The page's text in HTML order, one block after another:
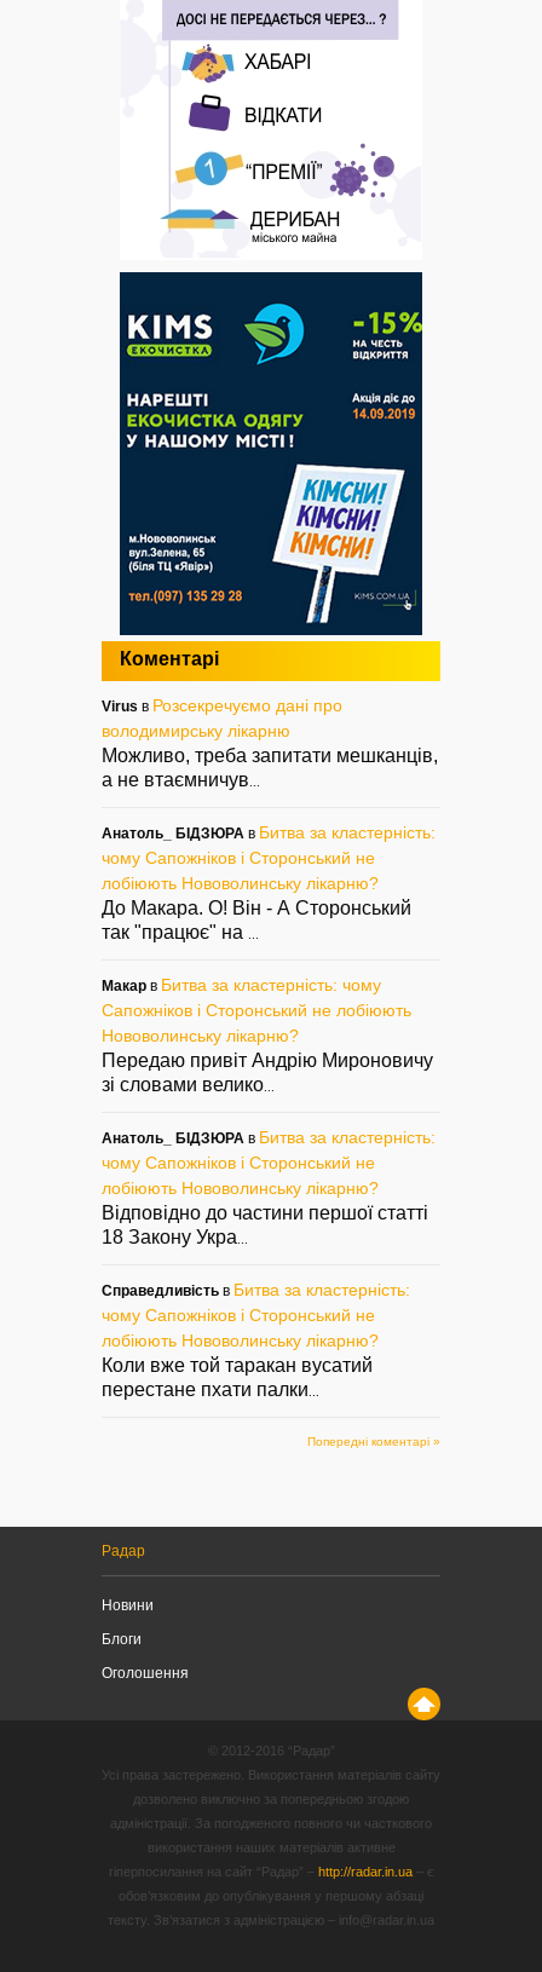
Коментарі
Virus в Розсекречуємо дані про
володимирську лікарню
Можливо, треба запитати мешканців,
а не втаємничув
Анатоль_ БІДЗЮРА в Битва за кластерність:
чому Сапожніков і Сторонський не
лобіюють Нововолинську лікарню?
До Макара. О! Він - А Сторонський
так "працює" на
Макар в Битва за кластерність: чому
Сапожніков і Сторонський не лобіюють
Нововолинську лікарню?
Передаю привіт Андрію Мироновичу
зі словами велико
Анатоль_ БІДЗЮРА в Битва за кластерність:
чому Сапожніков і Сторонський не
лобіюють Нововолинську лікарню?
Відповідно до частини першої статті
18 Закону Укра
Справедливість в Битва за кластерність:
чому Сапожніков і Сторонський не
лобіюють Нововолинську лікарню?
Коли вже той таракан вусатий
перестане пхати палки
Попередні коментарі »
Радар
Новини
Блоги
Оголошення
© 2012-2016 “Радар”
Усі права застережено. Використання матеріалів сайту
дозволено виключно за попередньою згодою
адміністрації. За погодженого повного чи часткового
використання наших матеріалів активне
гіперпосилання на сайт “Радар” – http://radar.in.ua– є
обов’язковим до опублікування у першому абзаці
тексту. Зв’язатися з адміністрацією – info@radar.in.ua